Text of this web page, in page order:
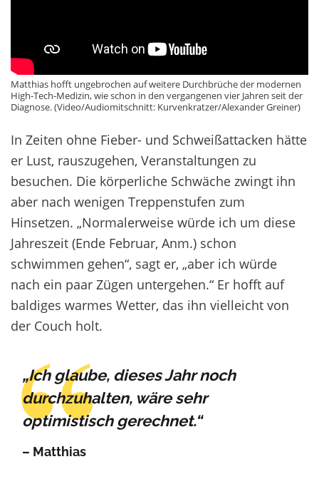
Matthias hofft ungebrochen auf weitere Durchbrüche der modernen
High-Tech-Medizin, wie schon in den vergangenen vier Jahren seit der
Diagnose. (Video/Audiomitschnitt: Kurvenkratzer/Alexander Greiner)
In Zeiten ohne Fieber- und Schweißattacken hätte
er Lust, rauszugehen, Veranstaltungen zu
besuchen. Die körperliche Schwäche zwingt ihn
aber nach wenigen Treppenstufen zum
Hinsetzen. „Normalerweise würde ich um diese
Jahreszeit (Ende Februar, Anm.) schon
schwimmen gehen“, sagt er, „aber ich würde
nach ein paar Zügen untergehen.“ Er hofft auf
baldiges warmes Wetter, das ihn vielleicht von
der Couch holt.
„Ich glaube, dieses Jahr noch
durchzuhalten, wäre sehr
optimistisch gerechnet.“
– Matthias